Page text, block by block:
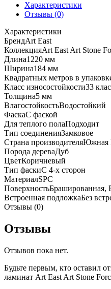
Force
ASF
08
Дуб
Велес
Характеристики
Отзывы (0)
Характеристики
БрендArt East
КоллекцияArt East Art Stone
Длина1220 мм
Ширина184 мм
Квадратных метров в
Класс износостойкости33
Толщина5 мм
ВлагостойкостьВодостойкий
ФаскаС фаской
Для теплого полаПодходит
Тип соединенияЗамковое
Страна производителяЮжная
Порода дереваДуб
ЦветКоричневый
Тип фаскиС 4-х сторон
МатериалSPC
ПоверхностьБрашированная,
Встроенная подложкаБез
Отзывы (0)
Отзывы
Отзывов пока нет.
Будьте первым, кто оставил
ламинат Art East Art Stone